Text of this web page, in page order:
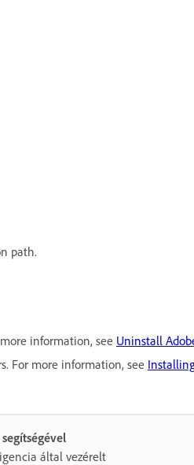
path.
information, see Uninstall
For more information, see
által vezérelt